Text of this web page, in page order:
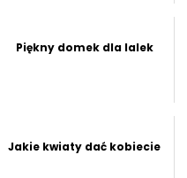
Piękny domek dla lalek
Jakie kwiaty dać kobiecie